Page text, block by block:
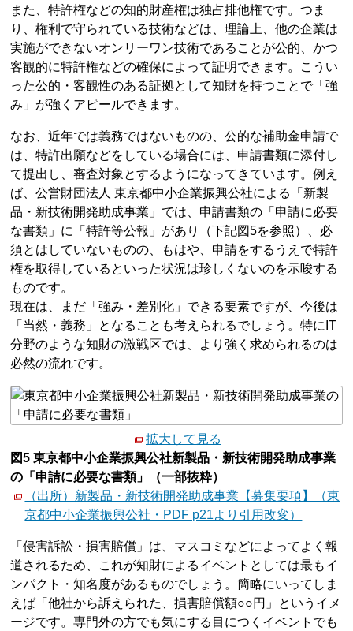
また、特許権などの知的財産権は独占排他権です。つま
り、権利で守られている技術などは、理論上、他の企業は
実施ができないオンリーワン技術であることが公的、かつ
客観的に特許権などの確保によって証明できます。こうい
った公的・客観性のある証拠として知財を持つことで「強
み」が強くアピールできます。
なお、近年では義務ではないものの、公的な補助金申請で
は、特許出願などをしている場合には、申請書類に添付し
て提出し、審査対象とするようになってきています。例え
ば、公営財団法人 東京都中小企業振興公社による「新製
品・新技術開発助成事業」では、申請書類の「申請に必要
な書類」に「特許等公報」があり（下記図5を参照）、必
須とはしていないものの、もはや、申請をするうえで特許
権を取得しているといった状況は珍しくないのを示唆する
ものです。
現在は、まだ「強み・差別化」できる要素ですが、今後は
「当然・義務」となることも考えられるでしょう。特にIT
分野のような知財の激戦区では、より強く求められるのは
必然の流れです。
拡大して見る
図5 東京都中小企業振興公社新製品・新技術開発助成事業
の「申請に必要な書類」（一部抜粋）
（出所）新製品・新技術開発助成事業【募集要項】（東
京都中小企業振興公社・PDF p21より引用改変）
「侵害訴訟・損害賠償」は、マスコミなどによってよく報
道されるため、これが知財によるイベントとしては最もイ
ンパクト・知名度があるものでしょう。簡略にいってしま
えば「他社から訴えられた、損害賠償額○○円」というイメ
ージです。専門外の方でも気にする目につくイベントでも